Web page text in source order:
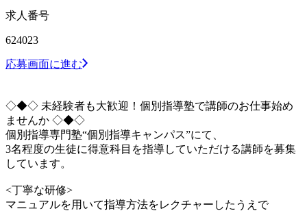
求人番号
624023
応募画面に進む
◇◆◇ 未経験者も大歓迎！個別指導塾で講師のお仕事始め
ませんか ◇◆◇
個別指導専門塾“個別指導キャンパス”にて、
3名程度の生徒に得意科目を指導していただける講師を募集
しています。
<丁寧な研修>
マニュアルを用いて指導方法をレクチャーしたうえで